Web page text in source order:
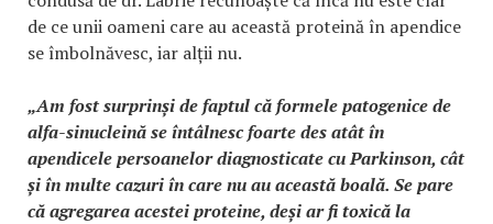
de ce unii oameni care au această proteină în apendice
se îmbolnăvesc, iar alții nu.
„Am fost surprinși de faptul că formele patogenice de
alfa-sinucleină se întâlnesc foarte des atât în
apendicele persoanelor diagnosticate cu Parkinson, cât
și în multe cazuri în care nu au această boală. Se pare
că agregarea acestei proteine, deși ar fi toxică la